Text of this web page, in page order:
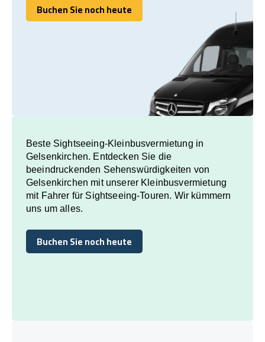
Buchen Sie noch heute
Buchen Sie noch heute
Beste Sightseeing-Kleinbusvermietung in
Gelsenkirchen. Entdecken Sie die
beeindruckenden Sehenswürdigkeiten von
Gelsenkirchen mit unserer Kleinbusvermietung
mit Fahrer für Sightseeing-Touren. Wir kümmern
uns um alles.
Buchen Sie noch heute
Buchen Sie noch heute